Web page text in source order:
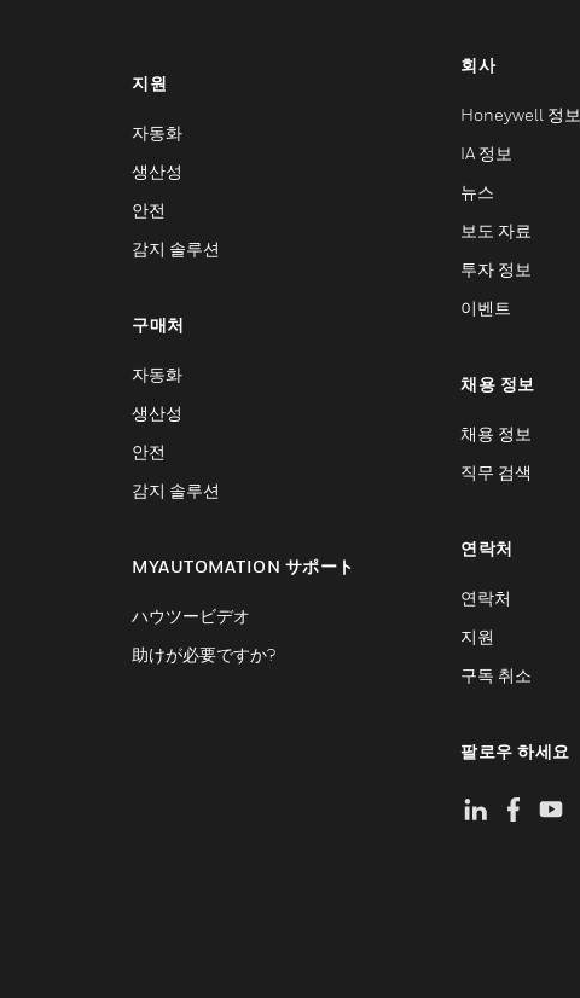
지원
자동화
생산성
안전
감지 솔루션
구매처
자동화
생산성
안전
감지 솔루션
MYAUTOMATION サポート
ハウツービデオ
助けが必要ですか?
회사
Honeywell 정보
IA 정보
뉴스
보도 자료
투자 정보
이벤트
채용 정보
채용 정보
직무 검색
연락처
연락처
지원
구독 취소
팔로우 하세요